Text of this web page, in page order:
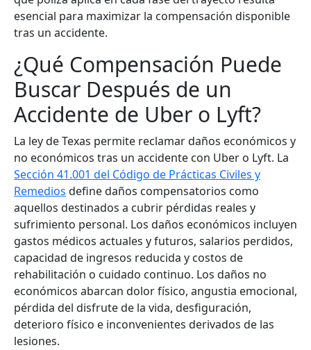
esencial para maximizar la compensación disponible
tras un accidente.
¿Qué Compensación Puede
Buscar Después de un
Accidente de Uber o Lyft?
La ley de Texas permite reclamar daños económicos y
no económicos tras un accidente con Uber o Lyft. La
Sección 41.001 del Código de Prácticas Civiles y
Remedios define daños compensatorios como
aquellos destinados a cubrir pérdidas reales y
sufrimiento personal. Los daños económicos incluyen
gastos médicos actuales y futuros, salarios perdidos,
capacidad de ingresos reducida y costos de
rehabilitación o cuidado continuo. Los daños no
económicos abarcan dolor físico, angustia emocional,
pérdida del disfrute de la vida, desfiguración,
deterioro físico e inconvenientes derivados de las
lesiones.